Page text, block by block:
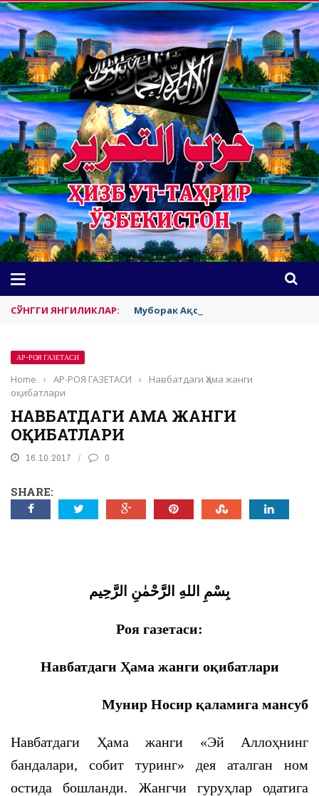
СЎНГГИ ЯНГИЛИКЛАР: Муборак Ақсонинг яҳудийлардан
АР-РОЯ ГАЗЕТАСИ
Home › АР-РОЯ ГАЗЕТАСИ ›
Навбатдаги Ҳама жанги
оқибатлари
НАВБАТДАГИ ҲАМА ЖАНГИ
ОҚИБАТЛАРИ
16.10.2017 0
SHARE:
بِسْمِ اللهِ الرَّحْمٰنِ الرَّحِيم
Роя газетаси:
Навбатдаги Ҳама жанги оқибатлари
Мунир Носир қаламига мансуб
Навбатдаги Ҳама жанги «Эй Аллоҳнинг
бандалари, собит туринг» дея аталган ном
остида бошланди. Жангчи гуруҳлар одатига